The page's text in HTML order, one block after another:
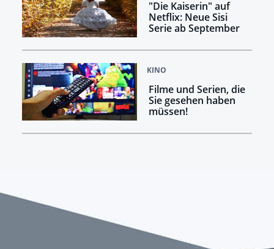
"Die Kaiserin" auf
Netflix: Neue Sisi
Serie ab September
KINO
Filme und Serien, die
Sie gesehen haben
müssen!